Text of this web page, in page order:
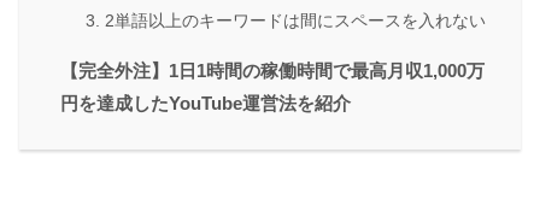
3. 2単語以上のキーワードは間にスペースを入れない
【完全外注】1日1時間の稼働時間で最高月収1,000万
円を達成したYouTube運営法を紹介